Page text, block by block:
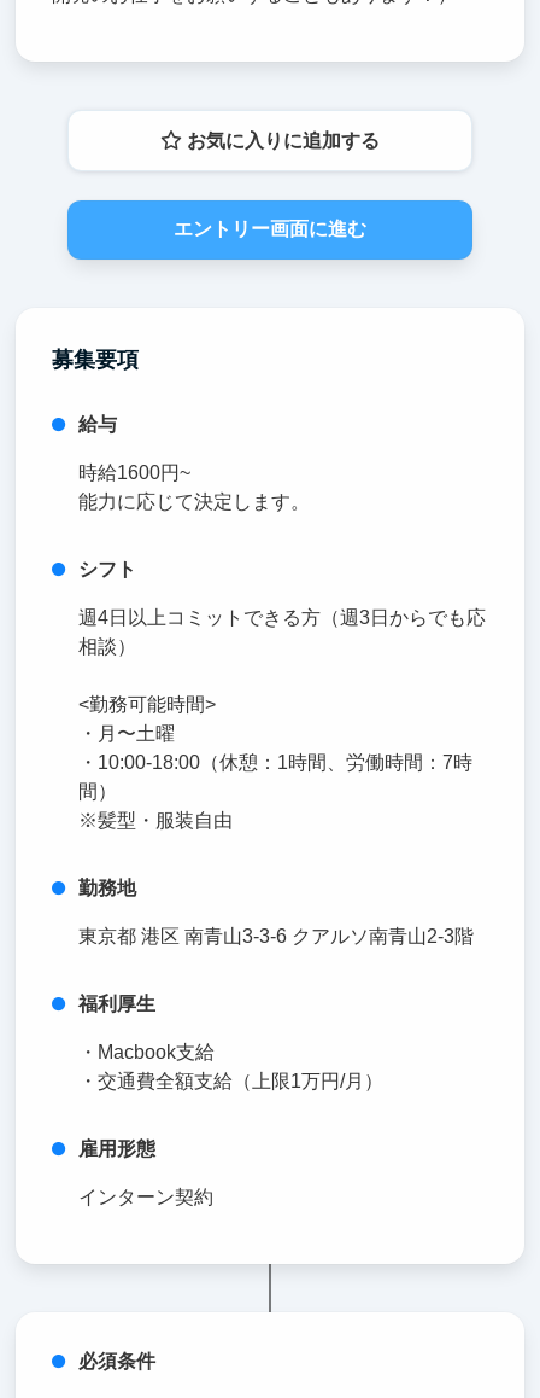
お気に入りに追加する
エントリー画面に進む
募集要項
給与
時給1600円~
能力に応じて決定します。
シフト
週4日以上コミットできる方（週3日からでも応
相談）
<勤務可能時間>
・月〜土曜
・10:00-18:00（休憩：1時間、労働時間：7時
間）
※髪型・服装自由
勤務地
東京都 港区 南青山3-3-6 クアルソ南青山2-3階
福利厚生
・Macbook支給
・交通費全額支給（上限1万円/月）
雇用形態
インターン契約
必須条件